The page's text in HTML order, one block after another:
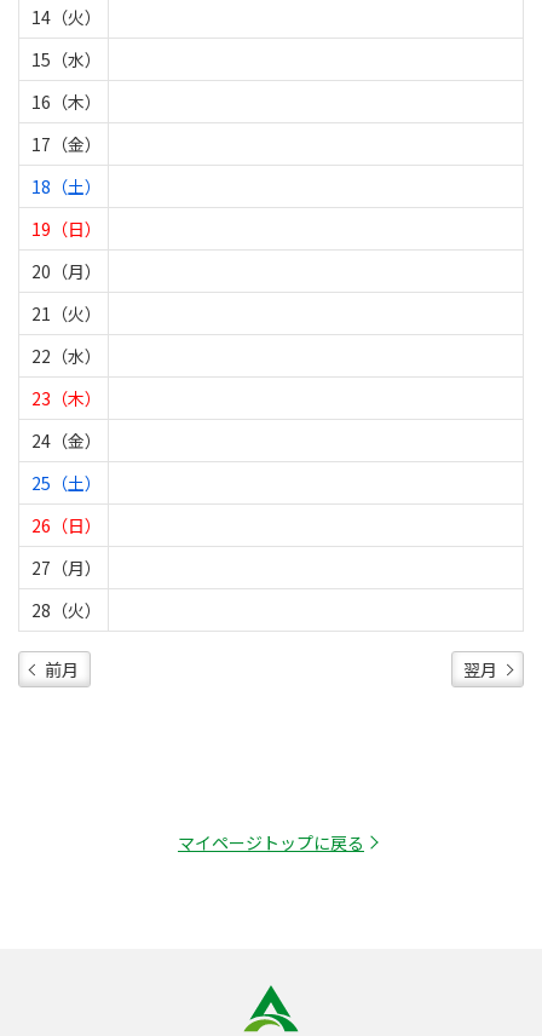
14（火）
15（水）
16（木）
17（金）
18（土）
19（日）
20（月）
21（火）
22（水）
23（木）
24（金）
25（土）
26（日）
27（月）
28（火）
前月 翌月
マイページトップに戻る